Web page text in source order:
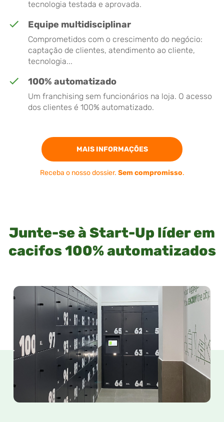
tecnologia testada e aprovada.
Equipe multidisciplinar
Comprometidos com o crescimento do negócio:
captação de clientes, atendimento ao cliente,
tecnologia...
100% automatizado
Um franchising sem funcionários na loja. O acesso
dos clientes é 100% automatizado.
MAIS INFORMAÇÕES
Receba o nosso dossier. Sem compromisso.
Junte-se à Start-Up líder em
cacifos 100% automatizados